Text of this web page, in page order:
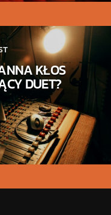
KŁOS
DUET?